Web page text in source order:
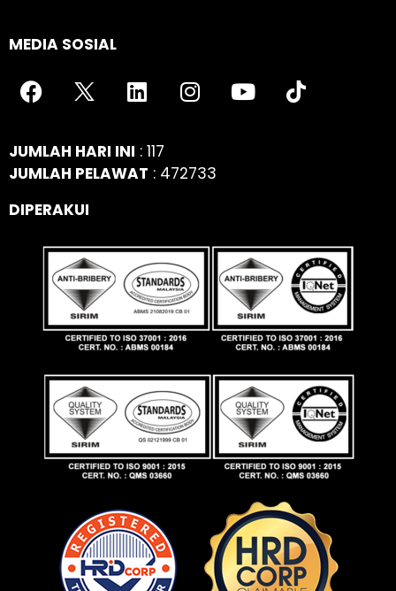
MEDIA SOSIAL
JUMLAH HARI INI : 117
JUMLAH PELAWAT : 472733
DIPERAKUI